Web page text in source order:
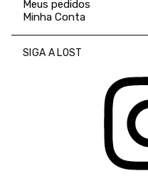
Meus pedidos
Minha Conta
SIGA A LOST